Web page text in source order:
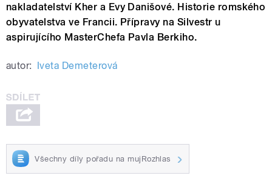
nakladatelství Kher a Evy Danišové. Historie romského
obyvatelstva ve Francii. Přípravy na Silvestr u
aspirujícího MasterChefa Pavla Berkiho.
autor: Iveta Demeterová
Všechny díly pořadu na mujRozhlas